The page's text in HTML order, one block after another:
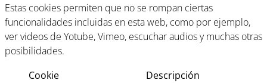
Estas cookies permiten que no se rompan ciertas
funcionalidades incluidas en esta web, como por ejemplo,
ver videos de Yotube, Vimeo, escuchar audios y muchas otras
posibilidades.
Cookie
Descripción